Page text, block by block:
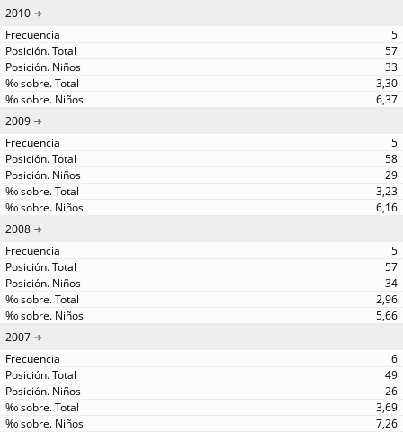
2010
5
57
33
3,30
6,37
2009
5
58
29
3,23
6,16
2008
5
57
34
2,96
5,66
2007
6
49
26
3,69
7,26